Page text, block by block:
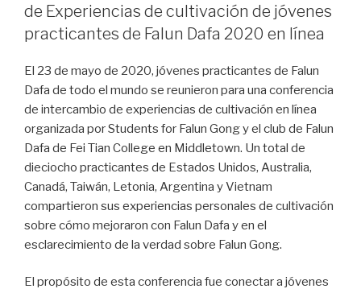
de Experiencias de cultivación de jóvenes
practicantes de Falun Dafa 2020 en línea
El 23 de mayo de 2020, jóvenes practicantes de Falun
Dafa de todo el mundo se reunieron para una conferencia
de intercambio de experiencias de cultivación en línea
organizada por Students for Falun Gong y el club de Falun
Dafa de Fei Tian College en Middletown. Un total de
dieciocho practicantes de Estados Unidos, Australia,
Canadá, Taiwán, Letonia, Argentina y Vietnam
compartieron sus experiencias personales de cultivación
sobre cómo mejoraron con Falun Dafa y en el
esclarecimiento de la verdad sobre Falun Gong.
El propósito de esta conferencia fue conectar a jóvenes